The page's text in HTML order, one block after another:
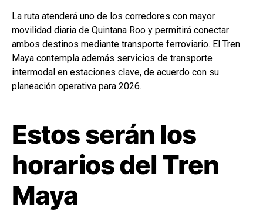
La ruta atenderá uno de los corredores con mayor
movilidad diaria de Quintana Roo y permitirá conectar
ambos destinos mediante transporte ferroviario. El Tren
Maya contempla además servicios de transporte
intermodal en estaciones clave, de acuerdo con su
planeación operativa para 2026.
Estos serán los
horarios del Tren
Maya